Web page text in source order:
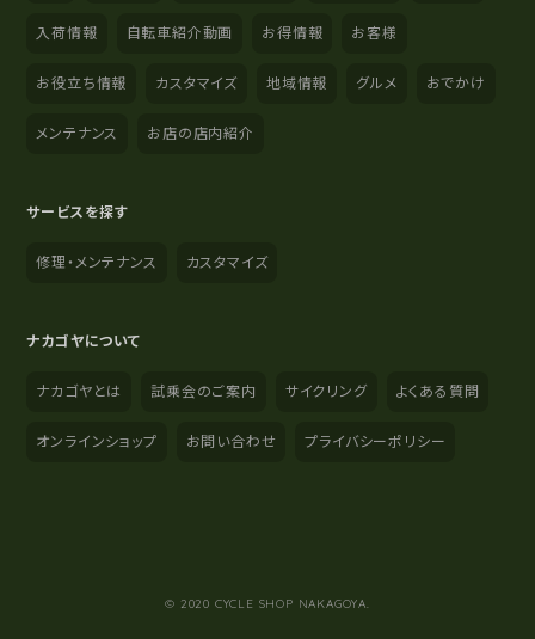
入荷情報 自転車紹介動画 お得情報 お客様
お役立ち情報 カスタマイズ 地域情報 グルメ おでかけ
メンテナンス お店の店内紹介
サービスを探す
修理・メンテナンス カスタマイズ
ナカゴヤについて
ナカゴヤとは 試乗会のご案内 サイクリング よくある質問
オンラインショップ お問い合わせ プライバシーポリシー
© 2020 CYCLE SHOP NAKAGOYA.